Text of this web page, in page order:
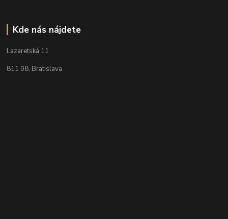
Kde nás nájdete
Lazaretská 11
811 08, Bratislava